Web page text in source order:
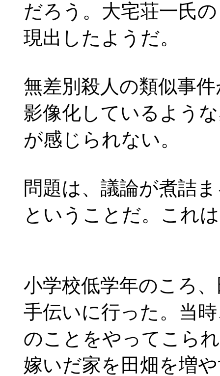
だろう。大宅荘一氏
現出したようだ。
無差別殺人の類似事
影像化しているよう
が感じられない。
問題は、議論が煮詰
ということだ。これ
小学校低学年のころ
手伝いに行った。当
のことをやってこら
嫁いだ家を田畑を増